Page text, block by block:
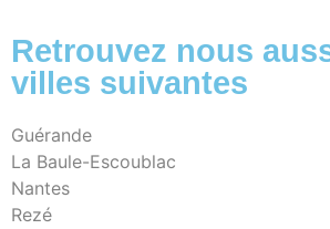
Retrouvez nous
villes suivantes
Guérande
La Baule-Escoublac
Nantes
Rezé